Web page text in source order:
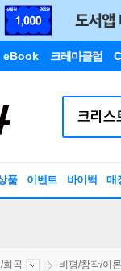
eBook 크레마클럽
품 이벤트 바이백 매
희곡 비평/창작/이론